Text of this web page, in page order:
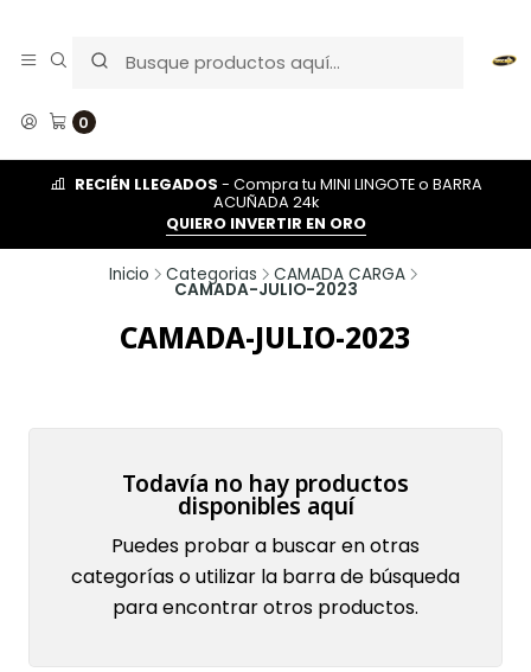
0
RECIÉN LLEGADOS - Compra tu MINI LINGOTE o BARRA
ACUÑADA 24k
QUIERO INVERTIR EN ORO
Inicio Categorias CAMADA CARGA
CAMADA-JULIO-2023
CAMADA-JULIO-2023
Todavía no hay productos
disponibles aquí
Puedes probar a buscar en otras
categorías o utilizar la barra de búsqueda
para encontrar otros productos.